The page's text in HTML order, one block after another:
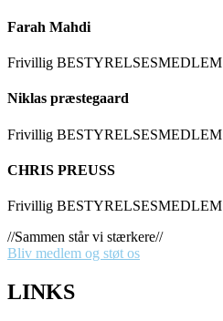
Farah Mahdi
Frivillig BESTYRELSESMEDLEM
Niklas præstegaard
Frivillig BESTYRELSESMEDLEM
CHRIS PREUSS
Frivillig BESTYRELSESMEDLEM
//Sammen står vi stærkere//
Bliv medlem og støt os
LINKS